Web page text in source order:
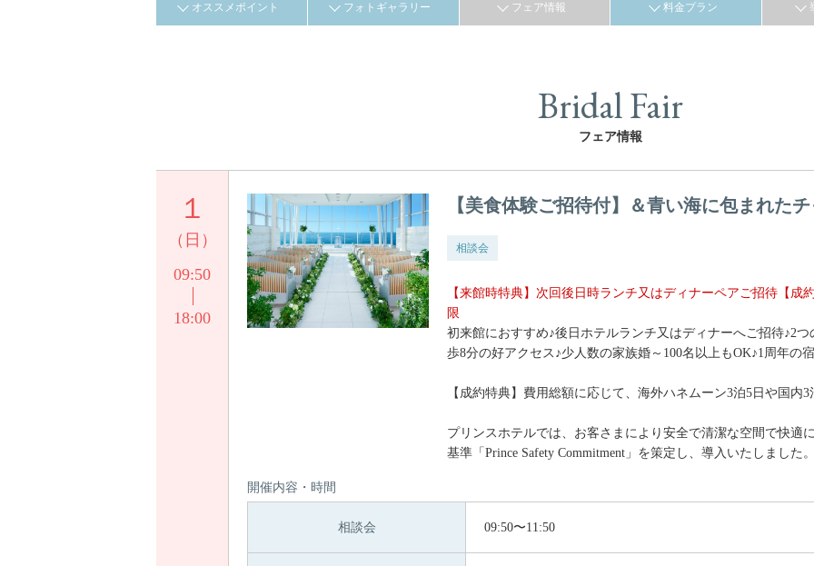
オススメポイント フォトギャラリー フェア情報 料金プラン
Bridal Fair
フェア情報
１
（日）
09:50
18:00
【美食体験ご招待付】＆青い海に包まれた
相談会
【来館時特典】次回後日時ランチ又はディナーペアご招待【成
限
初来館におすすめ♪後日ホテルランチ又はディナーへご招待♪2
歩8分の好アクセス♪少人数の家族婚～100名以上もOK♪1周年の
【成約特典】費用総額に応じて、海外ハネムーン3泊5日や国内
プリンスホテルでは、お客さまにより安全で清潔な空間で快適
基準「Prince Safety Commitment」を策定し、導入いたしました
開催内容・時間
相談会 09:50〜11:50